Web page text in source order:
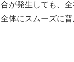
が発生しても、
体にスムーズに